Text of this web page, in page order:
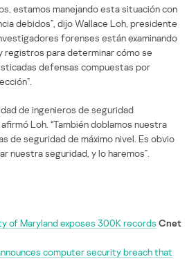
estamos manejando esta situación con
debidos”, dijo Wallace Loh, presidente
forenses están examinando
registros para determinar cómo se
defensas compuestas por
de ingenieros de seguridad
Loh. “También doblamos nuestra
de seguridad de máximo nivel. Es obvio
nuestra seguridad, y lo haremos”.
of Maryland exposes 300K records Cnet
computer security breach that